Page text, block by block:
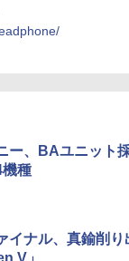
ー、BAユニット
機種
イナル、真鍮削